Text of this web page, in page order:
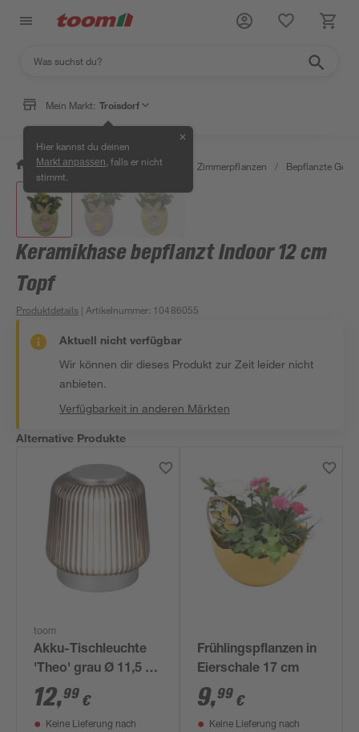
Mein Markt: Troisdorf
Hier kannst du deinen
Markt anpassen , falls er nicht
stimmt.
✕
/ Garten & Freizeit / Pflanzen Zimmerpflanzen / Bepflanzte
Keramikhase bepflanzt Indoor 12 cm
Topf
Produktdetails | Artikelnummer: 10486055
Aktuell nicht verfügbar
Wir können dir dieses Produkt zur Zeit leider nicht
anbieten.
Verfügbarkeit in anderen Märkten
Alternative Produkte
toom
Akku-Tischleuchte
'Theo' grau Ø 11,5 x
12 cm dimmbar
12,99 €
Keine Lieferung nach
Frühlingspflanzen in
Eierschale 17 cm
9,99 €
Keine Lieferung nach